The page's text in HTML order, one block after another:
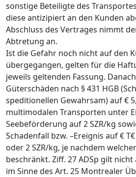
sonstige Beteiligte des
diese antizipiert an den Kunden
Abschluss des Vertrages nimmt
Abtretung an.
Ist die Gefahr noch nicht auf den
übergegangen, gelten für die
jeweils geltenden Fassung.
Güterschäden nach § 431 HGB
speditionellen Gewahrsam) auf €
multimodalen Transporten unter
Seebeförderung auf 2 SZR/kg
Schadenfall bzw. –Ereignis auf €
oder 2 SZR/kg, je nachdem
beschränkt. Ziff. 27 ADSp gilt
im Sinne des Art. 25 Montrealer